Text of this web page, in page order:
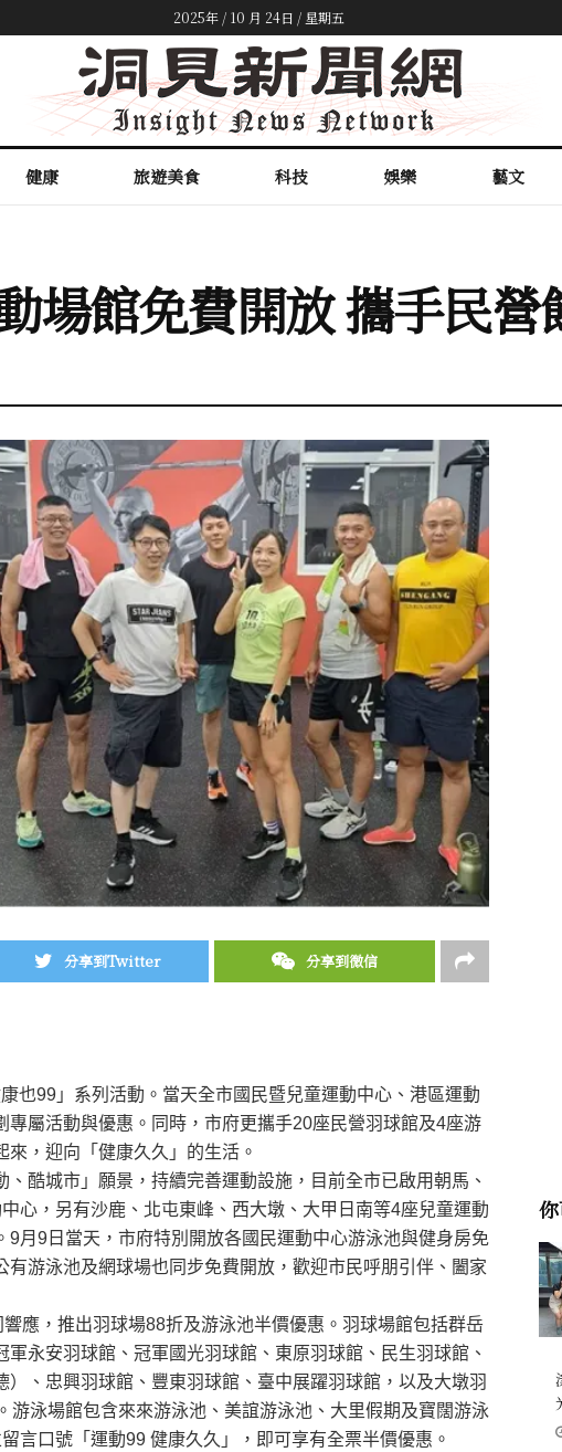
2025年 / 10 月 24日 / 星期五
健康 旅遊美食 科技 娛樂 藝文
場館免費開放 攜手民營
分享到Twitter 分享到微信
也99」系列活動。當天全市國民暨兒童運動中心、港區運動
屬活動與優惠。同時，市府更攜手20座民營羽球館及4座游
，迎向「健康久久」的生活。
酷城市」願景，持續完善運動設施，目前全市已啟用朝馬、
心，另有沙鹿、北屯東峰、西大墩、大甲日南等4座兒童運動
月9日當天，市府特別開放各國民運動中心游泳池與健身房免
游泳池及網球場也同步免費開放，歡迎市民呼朋引伴、闔家
應，推出羽球場88折及游泳池半價優惠。羽球場館包括群岳
永安羽球館、冠軍國光羽球館、東原羽球館、民生羽球館、
、忠興羽球館、豐東羽球館、臺中展躍羽球館，以及大墩羽
泳場館包含來來游泳池、美誼游泳池、大里假期及寶闊游泳
言口號「運動99 健康久久」，即可享有全票半價優惠。